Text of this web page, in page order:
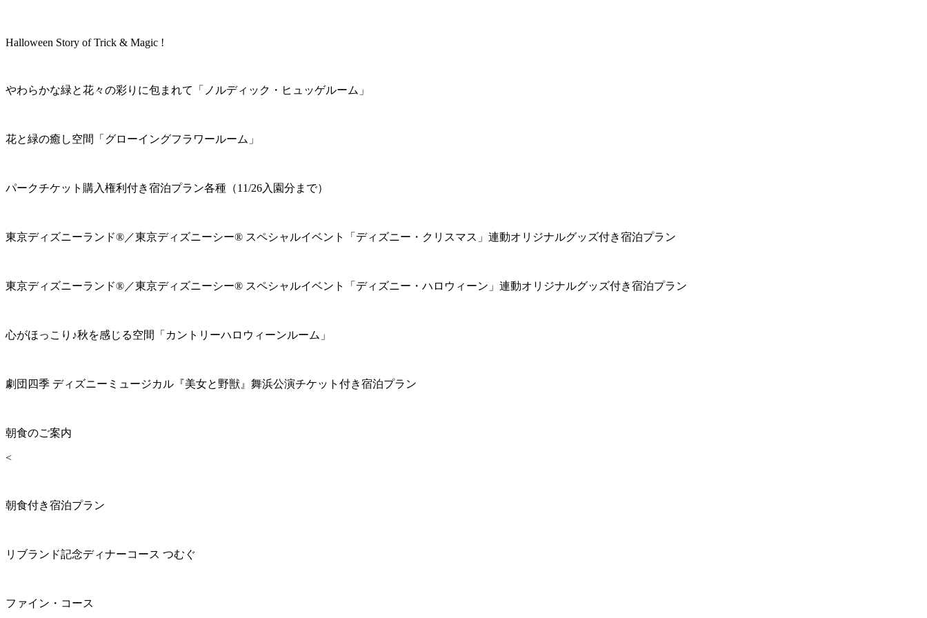
Halloween Story of Trick & Magic !
やわらかな緑と花々の彩りに包まれて「ノルディック・ヒュッゲルーム」
花と緑の癒し空間「グローイングフラワールーム」
パークチケット購入権利付き宿泊プラン各種（11/26入園分まで）
東京ディズニーランド®／東京ディズニーシー® スペシャルイベント「ディズニー・クリスマス」連動オリジナルグッズ付き宿泊プラン
東京ディズニーランド®／東京ディズニーシー® スペシャルイベント「ディズニー・ハロウィーン」連動オリジナルグッズ付き宿泊プラン
心がほっこり♪秋を感じる空間「カントリーハロウィーンルーム」
劇団四季 ディズニーミュージカル『美女と野獣』舞浜公演チケット付き宿泊プラン
朝食のご案内
<
朝食付き宿泊プラン
リブランド記念ディナーコース つむぐ
ファイン・コース